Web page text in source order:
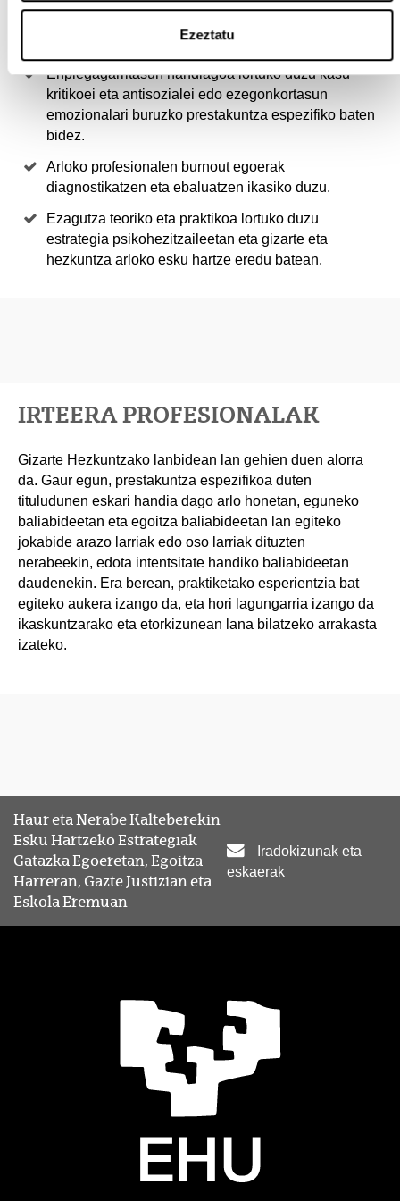
Ezeztatu
Enplegagarritasun handiagoa lortuko duzu kasu
kritikoei eta antisozialei edo ezegonkortasun
emozionalari buruzko prestakuntza espezifiko baten
bidez.
Arloko profesionalen burnout egoerak
diagnostikatzen eta ebaluatzen ikasiko duzu.
Ezagutza teoriko eta praktikoa lortuko duzu
estrategia psikohezitzaileetan eta gizarte eta
hezkuntza arloko esku hartze eredu batean.
IRTEERA PROFESIONALAK
Gizarte Hezkuntzako lanbidean lan gehien duen alorra
da. Gaur egun, prestakuntza espezifikoa duten
tituludunen eskari handia dago arlo honetan, eguneko
baliabideetan eta egoitza baliabideetan lan egiteko
jokabide arazo larriak edo oso larriak dituzten
nerabeekin, edota intentsitate handiko baliabideetan
daudenekin. Era berean, praktiketako esperientzia bat
egiteko aukera izango da, eta hori lagungarria izango da
ikaskuntzarako eta etorkizunean lana bilatzeko arrakasta
izateko.
Haur eta Nerabe Kalteberekin
Esku Hartzeko Estrategiak
Gatazka Egoeretan, Egoitza
Harreran, Gazte Justizian eta
Eskola Eremuan
Iradokizunak eta
eskaerak